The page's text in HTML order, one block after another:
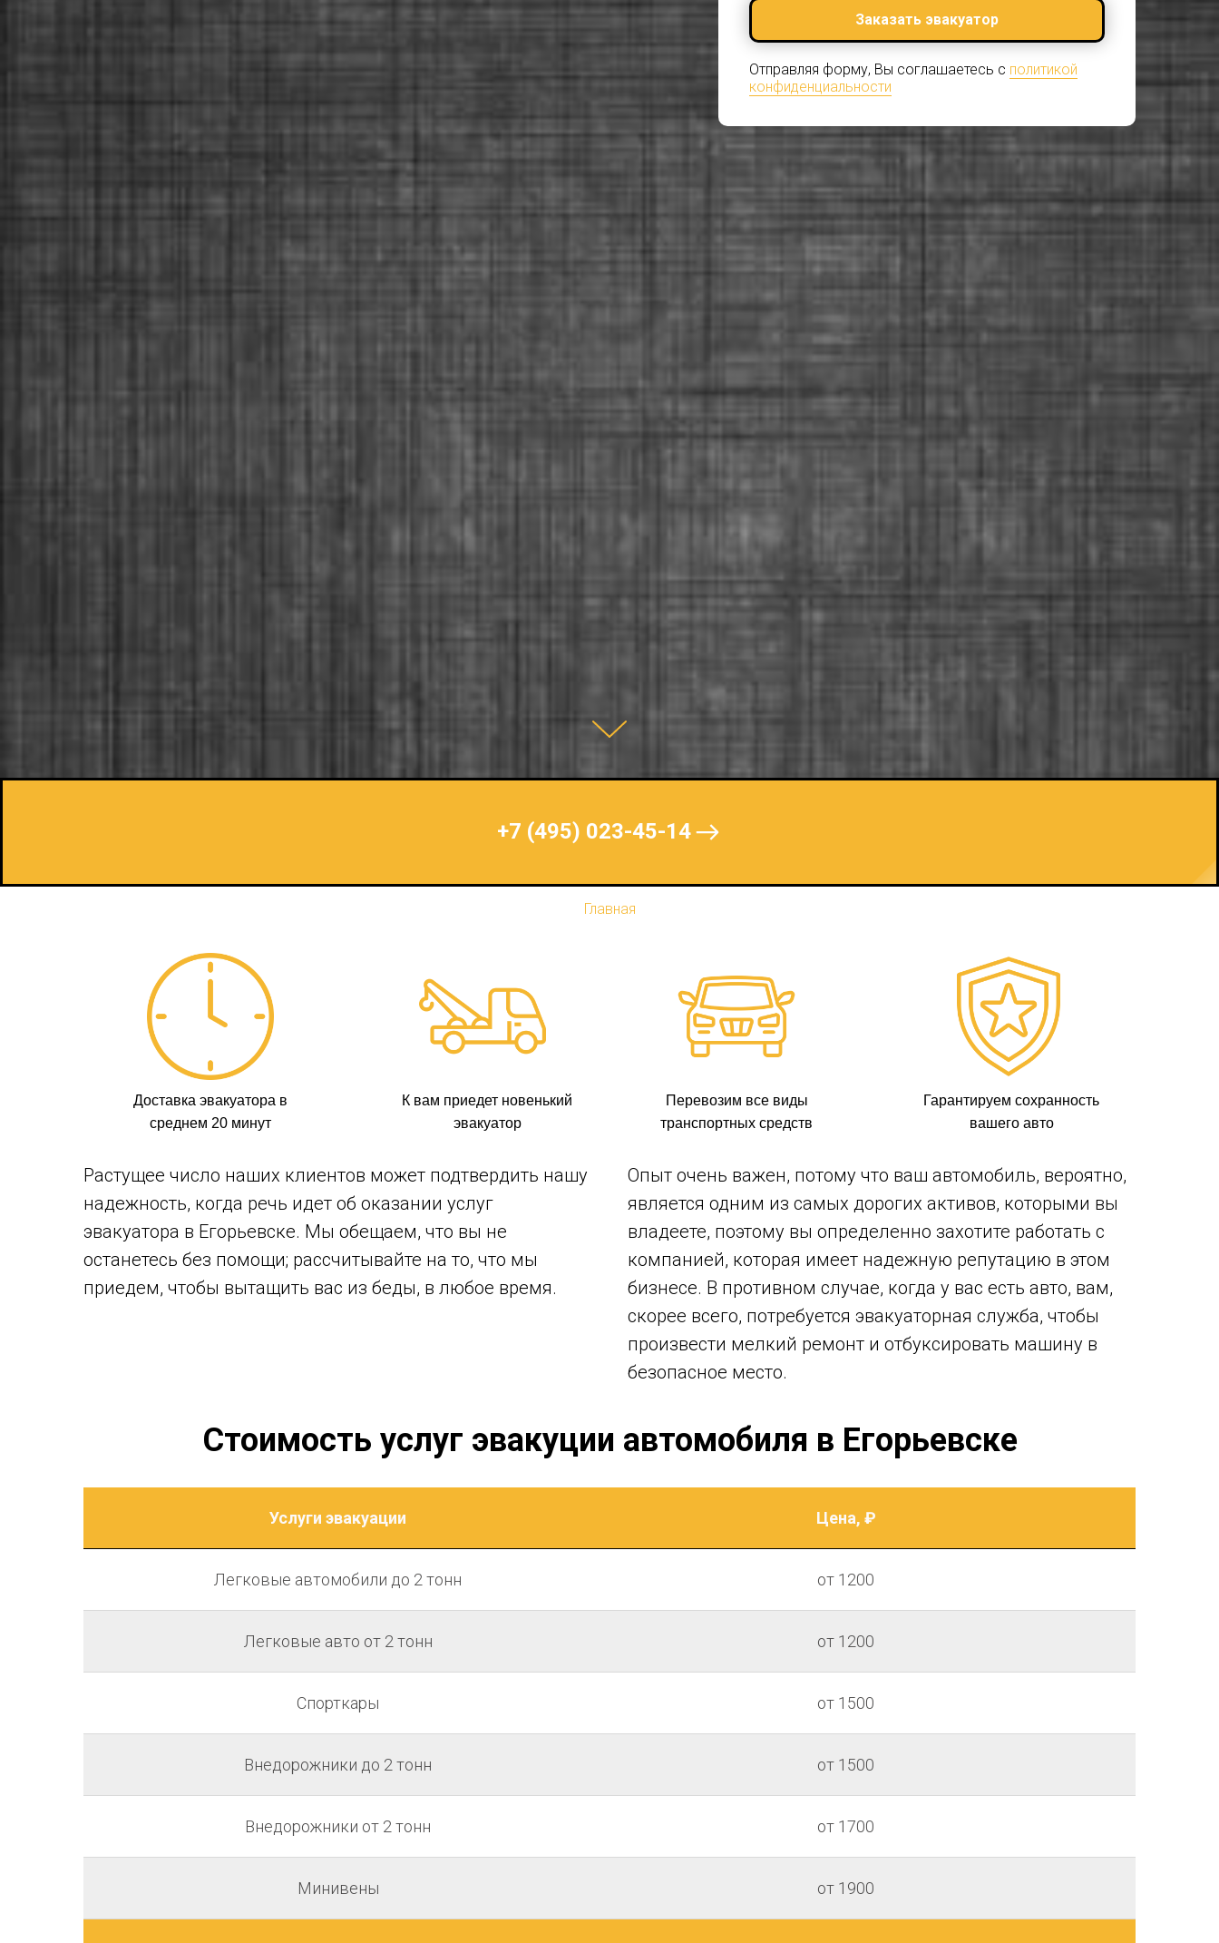
Заказать эвакуатор
Отправляя форму, Вы соглашаетесь с политикой
конфиденциальности
+7 (495) 023-45-14
Главная
Доставка эвакуатора в
среднем 20 минут
Гарантируем сохранность
вашего авто
К вам приедет новенький
эвакуатор
Перевозим все виды
транспортных средств
Растущее число наших клиентов может подтвердить нашу
надежность, когда речь идет об оказании услуг
эвакуатора в Егорьевске. Мы обещаем, что вы не
останетесь без помощи; рассчитывайте на то, что мы
приедем, чтобы вытащить вас из беды, в любое время.
Опыт очень важен, потому что ваш автомобиль, вероятно,
является одним из самых дорогих активов, которыми вы
владеете, поэтому вы определенно захотите работать с
компанией, которая имеет надежную репутацию в этом
бизнесе. В противном случае, когда у вас есть авто, вам,
скорее всего, потребуется эвакуаторная служба, чтобы
произвести мелкий ремонт и отбуксировать машину в
безопасное место.
Стоимость услуг эвакуции автомобиля в Егорьевске
Услуги эвакуации Цена, ₽
Легковые автомобили до 2 тонн от 1200
Легковые авто от 2 тонн от 1200
Спорткары от 1500
Внедорожники до 2 тонн от 1500
Внедорожники от 2 тонн от 1700
Минивены от 1900